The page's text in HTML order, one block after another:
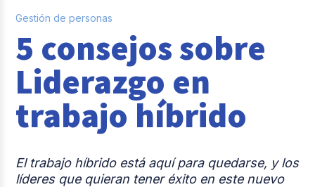
Sistema pagos y planillas
Entrevistas
Buk
Reclutamiento y selección de personal
Tendencias y Data
Gestión de personas
5 consejos sobre
Liderazgo en
trabajo híbrido
El trabajo híbrido está aquí para quedarse, y los
líderes que quieran tener éxito en este nuevo